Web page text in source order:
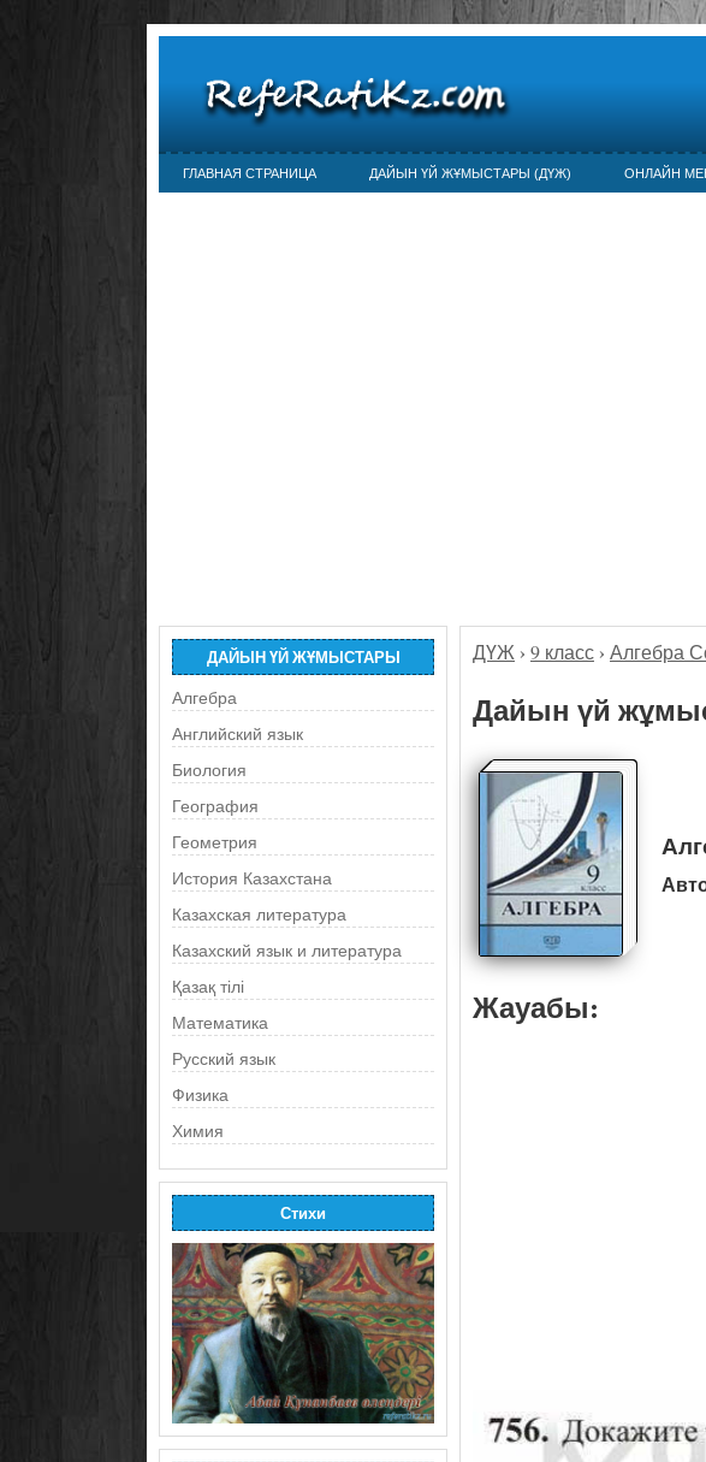
ГЛАВНАЯ СТРАНИЦА ДАЙЫН ҮЙ ЖҰМЫСТАРЫ (ДҮЖ) ОНЛАЙН
ДАЙЫН ҮЙ ЖҰМЫСТАРЫ
Алгебра
Английский язык
Биология
География
Геометрия
История Казахстана
Казахская литература
Казахский язык и литература
Қазақ тілі
Математика
Русский язык
Физика
Химия
Стихи
ДҮЖ › 9 класс › Алгебра
Дайын үй
Жауабы: